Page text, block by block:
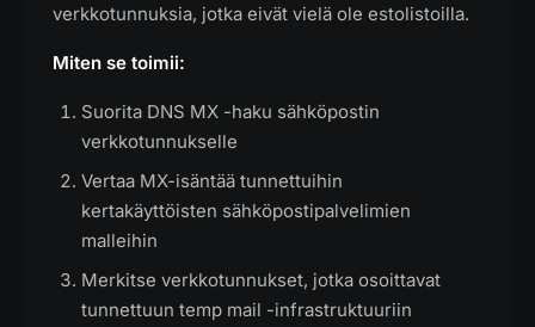
verkkotunnuksia, jotka eivät vielä ole estolistoilla.
Miten se toimii:
Suorita DNS MX -haku sähköpostin
verkkotunnukselle
Vertaa MX-isäntää tunnettuihin
kertakäyttöisten sähköpostipalvelimien
malleihin
Merkitse verkkotunnukset, jotka osoittavat
tunnettuun temp mail -infrastruktuuriin